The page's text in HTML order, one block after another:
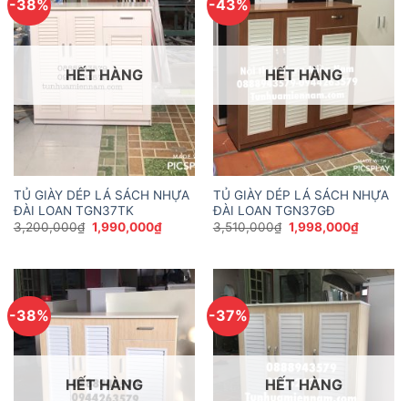
-38%
HẾT HÀNG
TỦ GIÀY DÉP LÁ SÁCH NHỰA
ĐÀI LOAN TGN37TK
3,200,000₫ Giá
gốc
1,990,000₫Giá
hiện
1,990,000₫.
-43%
HẾT HÀNG
TỦ GIÀY DÉP LÁ SÁCH NHỰA
ĐÀI LOAN TGN37GĐ
3,510,000₫ Giá
gốc
1,998,000₫Giá
hiện
-38%
HẾT HÀNG
-37%
HẾT HÀNG